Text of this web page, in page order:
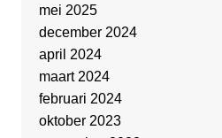
mei 2025
december 2024
april 2024
maart 2024
februari 2024
oktober 2023